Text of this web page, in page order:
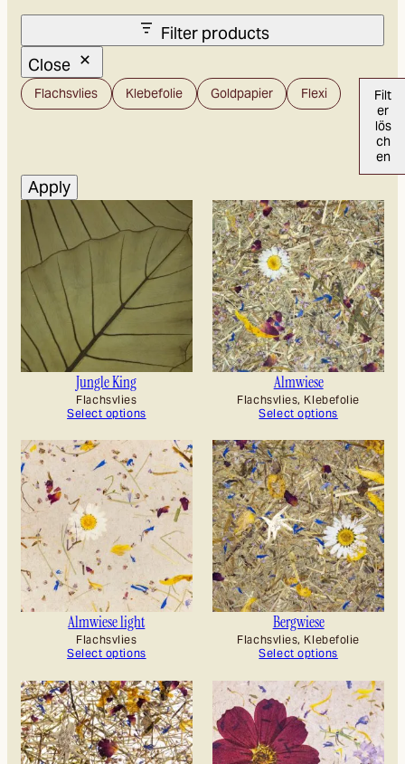
Filter products
Close
Carrier
material
Flachsvlies Klebefolie Goldpapier Flexi
Filt
er
lös
ch
en
Apply
Jungle King
Flachsvlies
Select options
Almwiese
Flachsvlies, Klebefolie
Select options
Almwiese light
Flachsvlies
Select options
Bergwiese
Flachsvlies, Klebefolie
Select options